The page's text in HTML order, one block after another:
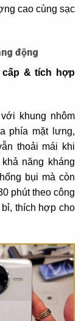
cao cùng sạc
động
& tích hợp
khung nhôm
phía mặt lưng,
thoải mái khi
năng kháng
bụi mà còn
phút theo công
thích hợp cho